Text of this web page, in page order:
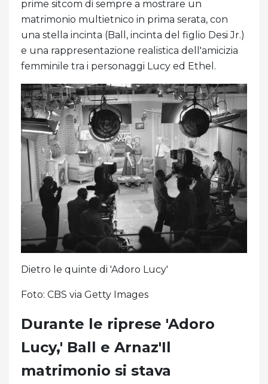
prime sitcom di sempre a mostrare un
matrimonio multietnico in prima serata, con
una stella incinta (Ball, incinta del figlio Desi Jr.)
e una rappresentazione realistica dell'amicizia
femminile tra i personaggi Lucy ed Ethel.
Dietro le quinte di 'Adoro Lucy'
Foto: CBS via Getty Images
Durante le riprese 'Adoro
Lucy,' Ball e Arnaz'Il
matrimonio si stava